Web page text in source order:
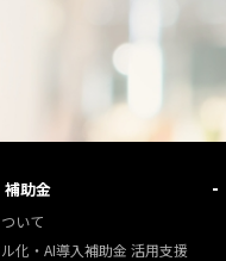
補助金
いて
化・AI導入補助金 活用支援